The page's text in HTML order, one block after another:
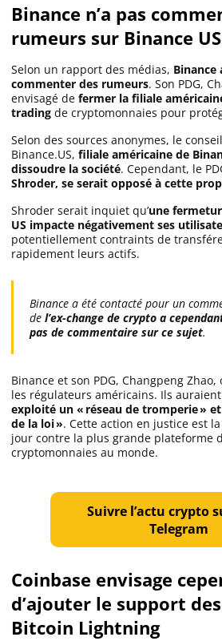
Solana (SOL)
Ripple (XRP)
Dogecoin (DOGE)
Binance Coin (BNB)
Trading
C’est quoi ?
Meilleur Broker
Indicateurs techniques
Meilleures plateformes
Binance n’a pas
rumeurs sur Binance US
Selon un rapport des médias, Binance
commenter des rumeurs. Son PDG,
envisagé de fermer la filiale
trading de cryptomonnaies pour
Selon des sources anonymes, le
Binance.US, filiale américaine de
dissoudre la société. Cependant, le
Shroder, se serait opposé à cette
Shroder serait inquiet qu’une
US impacte négativement ses
potentiellement contraints de
rapidement leurs actifs.
Binance a été contacté pour un
de l’ex-change de crypto a
pas de commentaire sur ce sujet.
Binance et son PDG, Changpeng
les régulateurs américains. Ils
exploité un « réseau de tromperie »
de la loi ». Cette action en justice est
jour contre la plus grande plateforme
cryptomonnaies au monde.
Suivre l’actu crypto
Telegram
Coinbase envisage
d’ajouter le support
Bitcoin Lightning